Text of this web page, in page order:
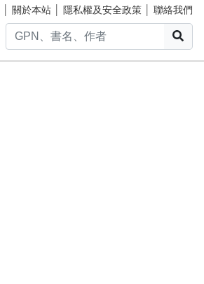
關於本站 隱私權及安全政策 聯絡我們